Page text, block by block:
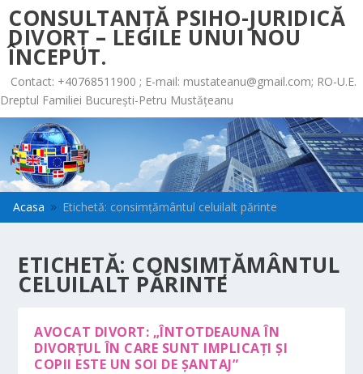
CONSULTANȚĂ PSIHO-JURIDICĂ
DIVORȚ – LEGILE UNUI NOU
ÎNCEPUT.
Contact: +40768511900 ; E-mail: mustateanu@gmail.com; RO-U.E.
Dreptul Familiei București-Petru Mustățeanu
Acasa 9 Etichetă: consimţământul celuilalt părinte
ETICHETĂ: CONSIMŢĂMÂNTUL
CELUILALT PĂRINTE
AVOCAT DIVORT: „ÎNTOTDEAUNA ÎN
DIVORŢUL ÎN CARE SUNT IMPLICAŢI ŞI
COPII ESTE UN SOI DE ŞANTAJ”